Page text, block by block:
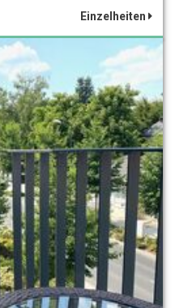
Einzelheiten